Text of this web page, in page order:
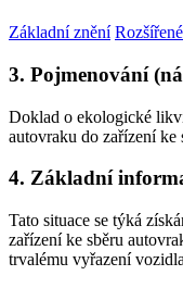
Základní znění
3. Pojmenování
Doklad o ekologické
autovraku do zařízení ke
4. Základní
Tato situace se týká
zařízení ke sběru
trvalému vyřazení